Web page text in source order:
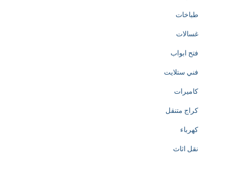
طباخات
غسالات
فتح ابواب
فني ستلايت
كاميرات
كراج متنقل
كهرباء
نقل اثاث